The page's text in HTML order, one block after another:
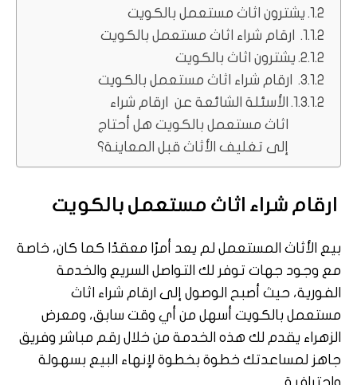
يشترون اثاث مستعمل بالكويت
ارقام شراء اثاث مستعمل بالكويت
يشترون اثاث بالكويت
ارقام شراء اثاث مستعمل بالكويت
الأسئلة الشائعة عن ارقام شراء
اثاث مستعمل بالكويت هل أحتاج
إلى تغليف الأثاث قبل المعاينة؟
ارقام شراء اثاث مستعمل بالكويت
بيع الأثاث المستعمل لم يعد أمرًا معقدًا كما كان، خاصة
مع وجود جهات توفر لك التواصل السريع والخدمة
الفورية، حيث أصبح الوصول إلى ارقام شراء اثاث
مستعمل بالكويت أسهل من أي وقت سابق، ومعرض
الزهراء يقدم لك هذه الخدمة من خلال رقم مباشر وفريق
جاهز لمساعدتك خطوة بخطوة لإنهاء البيع بسهولة